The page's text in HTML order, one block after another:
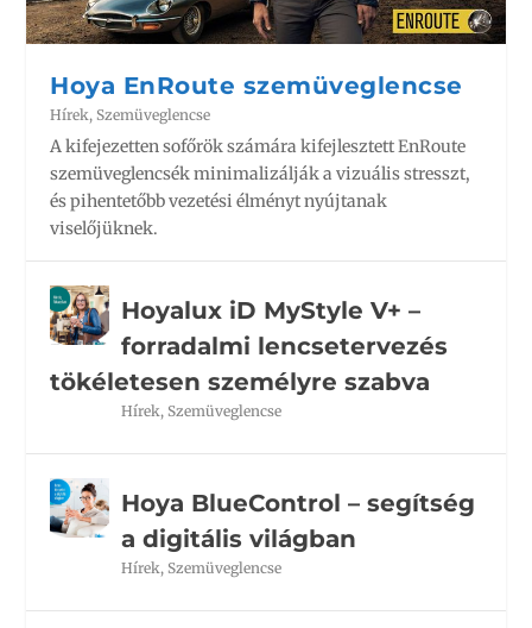
Hoya EnRoute szemüveglencse
Hírek, Szemüveglencse
A kifejezetten sofőrök számára kifejlesztett EnRoute
szemüveglencsék minimalizálják a vizuális stresszt,
és pihentetőbb vezetési élményt nyújtanak
viselőjüknek.
Hoyalux iD MyStyle V+ –
forradalmi lencsetervezés
tökéletesen személyre szabva
Hírek, Szemüveglencse
Hoya BlueControl – segítség
a digitális világban
Hírek, Szemüveglencse